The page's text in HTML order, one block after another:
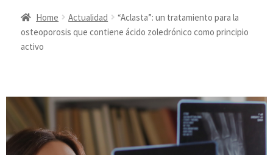
Home Actualidad
“Aclasta”: un tratamiento para la
osteoporosis que contiene ácido zoledrónico como principio
activo